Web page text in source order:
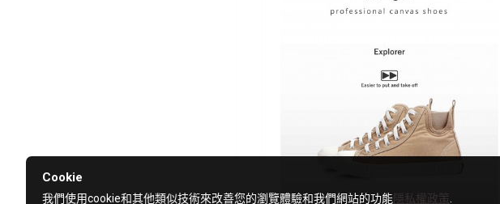
Cookie
我們使用cookie和其他類似技術來改善您的瀏覽體驗和我們網站的功能隱私權政策